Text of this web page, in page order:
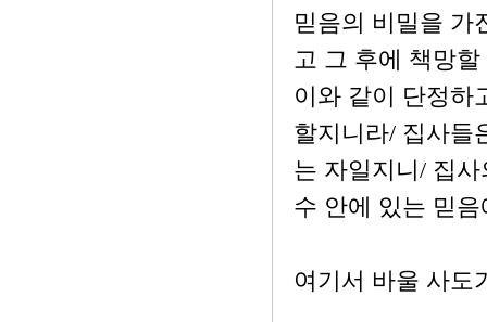
믿음의 비밀을 가
고 그 후에 책망
이와 같이 단정하
할지니라/ 집사들
는 자일지니/ 집
수 안에 있는 믿
여기서 바울 사도